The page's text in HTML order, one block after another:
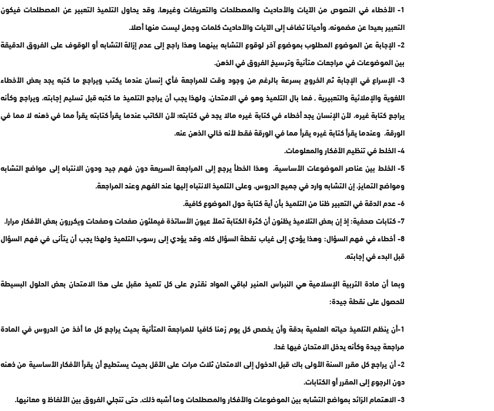
1- الأخطاء في النصوص من الآيات والأحاديث والمصطلحات والتعريفات وغيرها، وقد يحاول التلميذ التعبير عن المصطلحات فيكون
التعبير بعيدا عن مضمونه، وأحيانا تضاف إلى الآيات والأحاديث كلمات وجمل ليست منها أصلا.
2- الإجابة عن الموضوع المطلوب بموضوع آخر لوقوع التشابه بينهما وهذا راجع إلى عدم إزالة التشابه أو الوقوف على الفروق الدقيقة
بين الموضوعات في مراجعات متأنية وترسيخ الفروق في الذهن.
3- الإسراع في الإجابة ثم الخروج بسرعة بالرغم من وجود وقت للمراجعة فأي إنسان عندما يكتب ويراجع ما كتبه يجد بعض الأخطاء
اللغوية والإملائية والتعبيرية , فما بال التلميذ وهو في الامتحان، ولهذا يجب أن يراجع التلميذ ما كتبه قبل تسليم إجابته، ويراجع وكأنه
يراجع كتابة غيره، لأن الإنسان يجد أخطاء في كتابة غيره مالا يجد في كتابته؛ لأن الكاتب عندما يقرأ كتابته يقرأ مما في ذهنه لا مما في
الورقة، وعندما يقرأ كتابة غيره يقرأ مما في الورقة فقط لأنه خالي الذهن عنه.
4- الخلط في تنظيم الأفكار والمعلومات.
5- الخلط بين عناصر الموضوعات الأساسية، وهذا الخطأ يرجع إلى المراجعة السريعة دون فهم جيد ودون الانتباه إلى مواضع التشابه
ومواضع التمايز، إن التشابه وارد في جميع الدروس، وعلى التلميذ الانتباه إليها عند الفهم وعند المراجعة.
6- عدم الدقة في التعبير ظنا من التلميذ بأن أية كتابة حول الموضوع كافية.
7- كتابات صحفية: إذ إن بعض التلاميذ يظنون أن كثرة الكتابة تملأ عيون الأساتذة فيملئون صفحات وصفحات ويكررون بعض الأفكار مرارا.
8- أخطاء في فهم السؤال: وهذا يؤدي إلى غياب نقطة السؤال كله، وقد يؤدي إلى رسوب التلميذ ولهذا يجب أن يتأنى في فهم السؤال
قبل البدء في إجابته.
وبما أن مادة التربية الإسلامية هي النبراس المنير لباقي المواد نقترح على كل تلميذ مقبل على هذا الامتحان بعض الحلول البسيطة
للحصول على نقطة جيدة:
1-أن ينظم التلميذ حياته العلمية بدقة وأن يخصص كل يوم زمنا كافيا للمراجعة المتأنية بحيث يراجع كل ما أخذ من الدروس في المادة
مراجعة جيدة وكأنه يدخل الامتحان فيها غدا.
2- أن يراجع كل مقرر السنة الأولى باك قبل الدخول إلى الامتحان ثلاث مرات على الأقل بحيث يستطيع أن يقرأ الأفكار الأساسية من ذهنه
دون الرجوع إلى المقرر أو الكتابات.
3- الاهتمام الزائد بمواضع التشابه بين الموضوعات والأفكار والمصطلحات وما أشبه ذلك, حتى تنجلي الفروق بين الألفاظ و معانيها.